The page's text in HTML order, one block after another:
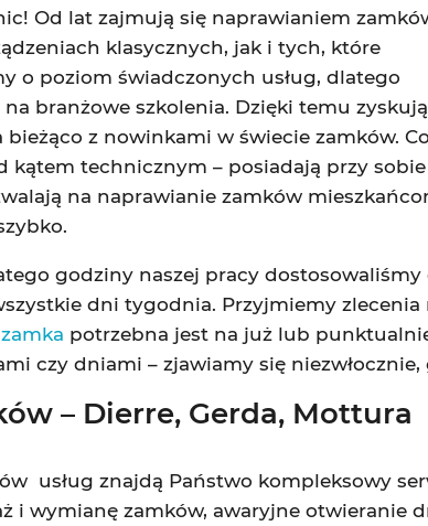
Od lat zajmują się naprawianiem
klasycznych, jak i tych, które
o poziom świadczonych usług, dlatego
branżowe szkolenia. Dzięki temu zyskują
z nowinkami w świecie zamków. Co
technicznym – posiadają przy sobie
na naprawianie zamków
godziny naszej pracy
dni tygodnia. Przyjmiemy
potrzebna jest na już lub
czy dniami – zjawiamy się
– Dierre, Gerda, Mottura
usług znajdą Państwo kompleksowy
i wymianę zamków, awaryjne otwieranie